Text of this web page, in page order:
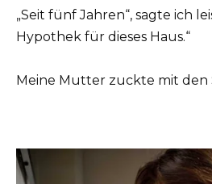
„Seit fünf Jahren“, sagte ich
Hypothek für dieses Haus.“
Meine Mutter zuckte mit den